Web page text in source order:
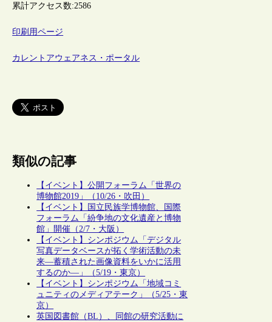
累計アクセス数:2586
印刷用ページ
カレントアウェアネス・ポータル
類似の記事
【イベント】公開フォーラム「世界の
博物館2019」（10/26・吹田）
【イベント】国立民族学博物館、国際
フォーラム「紛争地の文化遺産と博物
館」開催（2/7・大阪）
【イベント】シンポジウム「デジタル
写真データベースが拓く学術活動の未
来―蓄積された画像資料をいかに活用
するのか―」（5/19・東京）
【イベント】シンポジウム「地域コミ
ュニティのメディアテーク」（5/25・東
京）
英国図書館（BL）、同館の研究活動に